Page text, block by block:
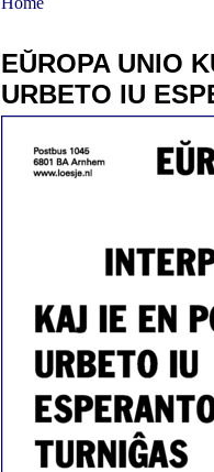
EŬROPA UNIO
URBETO IU